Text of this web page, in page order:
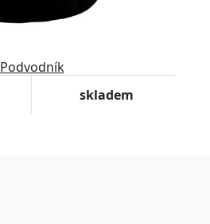
Podvodník
skladem